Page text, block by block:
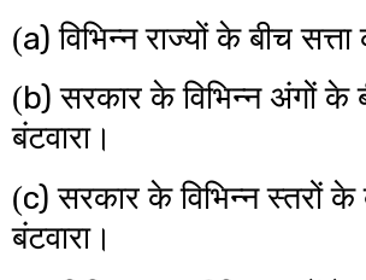
(a) विभिन्न राज्यों के बीच सत्ता
(b) सरकार के विभिन्न अंगों के
बंटवारा।
(c)सरकार के विभिन्न स्तरों के
बंटवारा।